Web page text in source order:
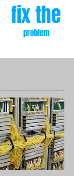
fix the
problem